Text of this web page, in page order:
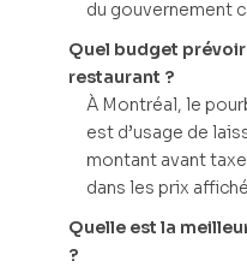
du gouvernement
Quel budget
restaurant ?
À Montréal, le
est d’usage de
montant avant
dans les prix
Quelle est la
?